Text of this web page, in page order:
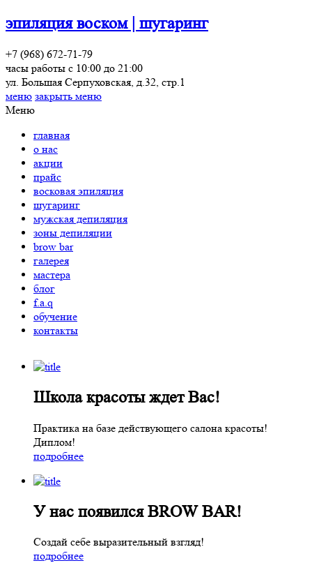
эпиляция воском | шугаринг
+7 (968) 672-71-79
часы работы с 10:00 до 21:00
ул. Большая Серпуховская, д.32, стр.1
меню закрыть меню
Меню
главная
о нас
акции
прайс
восковая эпиляция
шугаринг
мужская депиляция
зоны депиляции
brow bar
галерея
мастера
блог
f.a.q
обучение
контакты
Школа красоты ждет Вас!
Практика на базе действующего салона красоты!
Диплом!
подробнее
У нас появился BROW BAR!
Создай себе выразительный взгляд!
подробнее